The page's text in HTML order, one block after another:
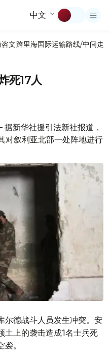
中文
文跨里海国际运输路线/中间走廊
死17人
新华社援引法新社报道，
对叙利亚北部一处阵地进行
尔德战斗人员发生冲突。安
土上的袭击造成1名士兵死
。